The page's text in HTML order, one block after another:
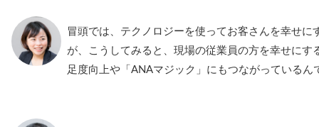
冒頭では、テクノロジーを使ってお客さんを幸せに
が、こうしてみると、現場の従業員の方を幸せにす
足度向上や「ANAマジック」にもつながっているん